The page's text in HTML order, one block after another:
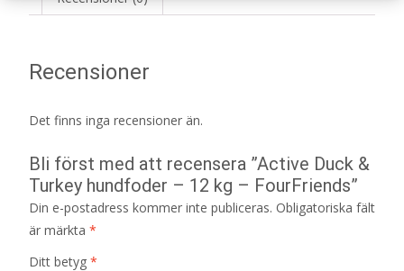
Recensioner
Det finns inga recensioner än.
Bli först med att recensera ”Active Duck &
Turkey hundfoder – 12 kg – FourFriends”
Din e-postadress kommer inte publiceras. Obligatoriska fält
är märkta *
Ditt betyg *